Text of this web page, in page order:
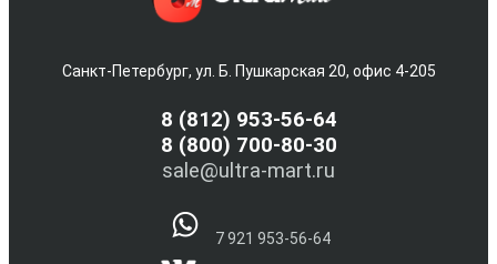
Санкт-Петербург, ул. Б. Пушкарская 20, офис 4-205
8 (812) 953-56-64
8 (800) 700-80-30
sale@ultra-mart.ru
7 921 953-56-64